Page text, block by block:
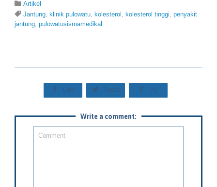
 Category
Artikel
 Tags
Jantung klinik pulowatu kolesterol kolesterol tinggi penyakit
jantung pulowatusismamedikal
 Like  Tweet  +1
Write a comment: